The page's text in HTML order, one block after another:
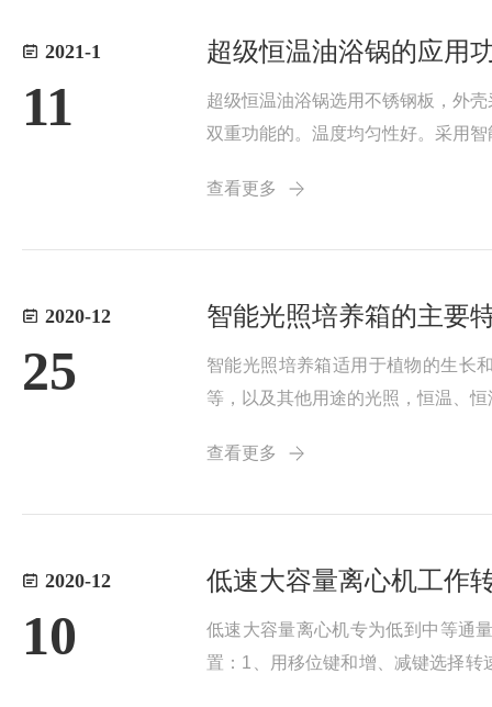
2021-1
11
超级恒温油浴锅的应用
超级恒温油浴锅选用不锈钢板，外
双重功能的。温度均匀性好。采用
先进的内循环/外...
查看更多
2020-12
25
智能光照培养箱的主要
智能光照培养箱适用于植物的生长
等，以及其他用途的光照，恒温、
天、黑夜均可单独设置温...
查看更多
2020-12
10
低速大容量离心机工作
低速大容量离心机专为低到中等通
置：1、用移位键和增、减键选择